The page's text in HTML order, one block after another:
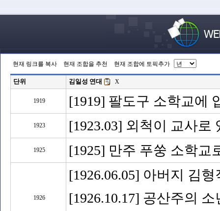
현재 링크를 복사 현재 조합을 추천 현재 조합에 토픽추가
단위 김일성 연대 X
1919 [1919] 팔도구 소학교에
1923 [1923.03] 외척이 교사
1925 [1925] 만주 푸쑹 소학교
1926
[1926.06.05] 아버지 김
[1926.10.17] 공산주의